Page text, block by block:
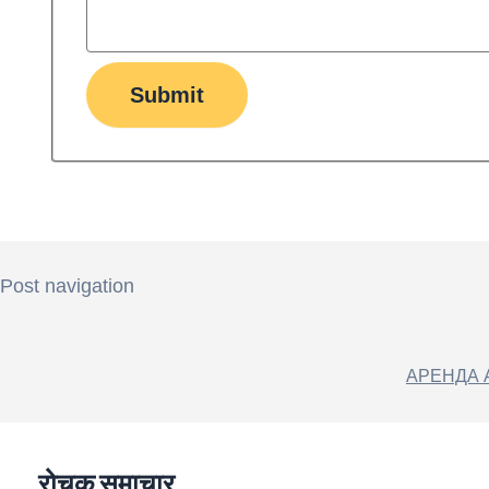
Submit
Post navigation
АРЕНДА